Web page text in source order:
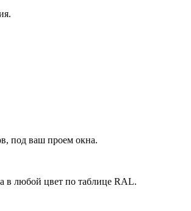
под ваш проем окна.
в любой цвет по таблице RAL.